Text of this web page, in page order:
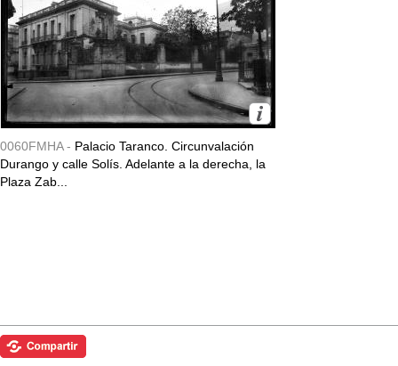
0060FMHA - Palacio Taranco. Circunvalación
Durango y calle Solís. Adelante a la derecha, la
Plaza Zab...